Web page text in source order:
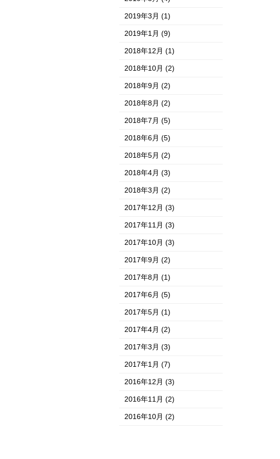
2019年3月(1)
2019年1月(9)
2018年12月(1)
2018年10月(2)
2018年9月(2)
2018年8月(2)
2018年7月(5)
2018年6月(5)
2018年5月(2)
2018年4月(3)
2018年3月(2)
2017年12月(3)
2017年11月(3)
2017年10月(3)
2017年9月(2)
2017年8月(1)
2017年6月(5)
2017年5月(1)
2017年4月(2)
2017年3月(3)
2017年1月(7)
2016年12月(3)
2016年11月(2)
2016年10月(2)